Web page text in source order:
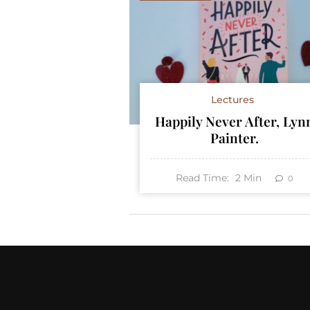
Lectures
Happily Never After,
Painter.
Read Time: 2 Min 0